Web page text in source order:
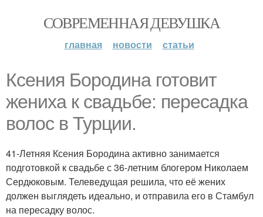
СОВРЕМЕННАЯ ДЕВУШКА
главная новости статьи
Ксения Бородина готовит
жениха к свадьбе: пересадка
волос в Турции.
41-Летняя Ксения Бородина активно занимается
подготовкой к свадьбе с 36-летним блогером Николаем
Сердюковым. Телеведущая решила, что её жених
должен выглядеть идеально, и отправила его в Стамбул
на пересадку волос.